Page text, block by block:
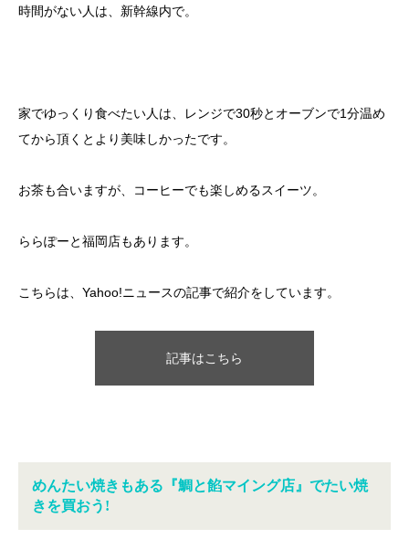
時間がない人は、新幹線内で。
家でゆっくり食べたい人は、レンジで30秒とオーブンで1分温め
てから頂くとより美味しかったです。
お茶も合いますが、コーヒーでも楽しめるスイーツ。
ららぽーと福岡店もあります。
こちらは、Yahoo!ニュースの記事で紹介をしています。
記事はこちら
めんたい焼きもある『鯛と餡マイング店』でたい焼
きを買おう!